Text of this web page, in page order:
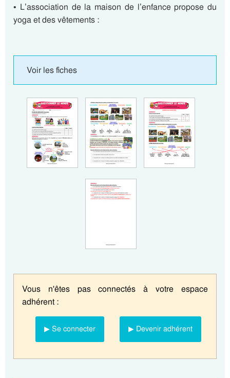
• L’association de la maison de l’enfance propose du
yoga et des vêtements :
Voir les fiches
Vous n'êtes pas connectés à votre espace
adhérent :
▶ Se connecter ▶ Devenir adhérent